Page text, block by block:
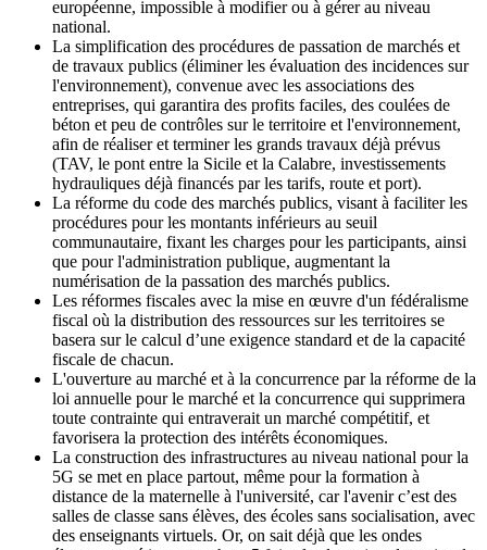
européenne, impossible à modifier ou à gérer au niveau
national.
La simplification des procédures de passation de marchés et
de travaux publics (éliminer les évaluation des incidences sur
l'environnement), convenue avec les associations des
entreprises, qui garantira des profits faciles, des coulées de
béton et peu de contrôles sur le territoire et l'environnement,
afin de réaliser et terminer les grands travaux déjà prévus
(TAV, le pont entre la Sicile et la Calabre, investissements
hydrauliques déjà financés par les tarifs, route et port).
La réforme du code des marchés publics, visant à faciliter les
procédures pour les montants inférieurs au seuil
communautaire, fixant les charges pour les participants, ainsi
que pour l'administration publique, augmentant la
numérisation de la passation des marchés publics.
Les réformes fiscales avec la mise en œuvre d'un fédéralisme
fiscal où la distribution des ressources sur les territoires se
basera sur le calcul d’une exigence standard et de la capacité
fiscale de chacun.
L'ouverture au marché et à la concurrence par la réforme de la
loi annuelle pour le marché et la concurrence qui supprimera
toute contrainte qui entraverait un marché compétitif, et
favorisera la protection des intérêts économiques.
La construction des infrastructures au niveau national pour la
5G se met en place partout, même pour la formation à
distance de la maternelle à l'université, car l'avenir c’est des
salles de classe sans élèves, des écoles sans socialisation, avec
des enseignants virtuels. Or, on sait déjà que les ondes